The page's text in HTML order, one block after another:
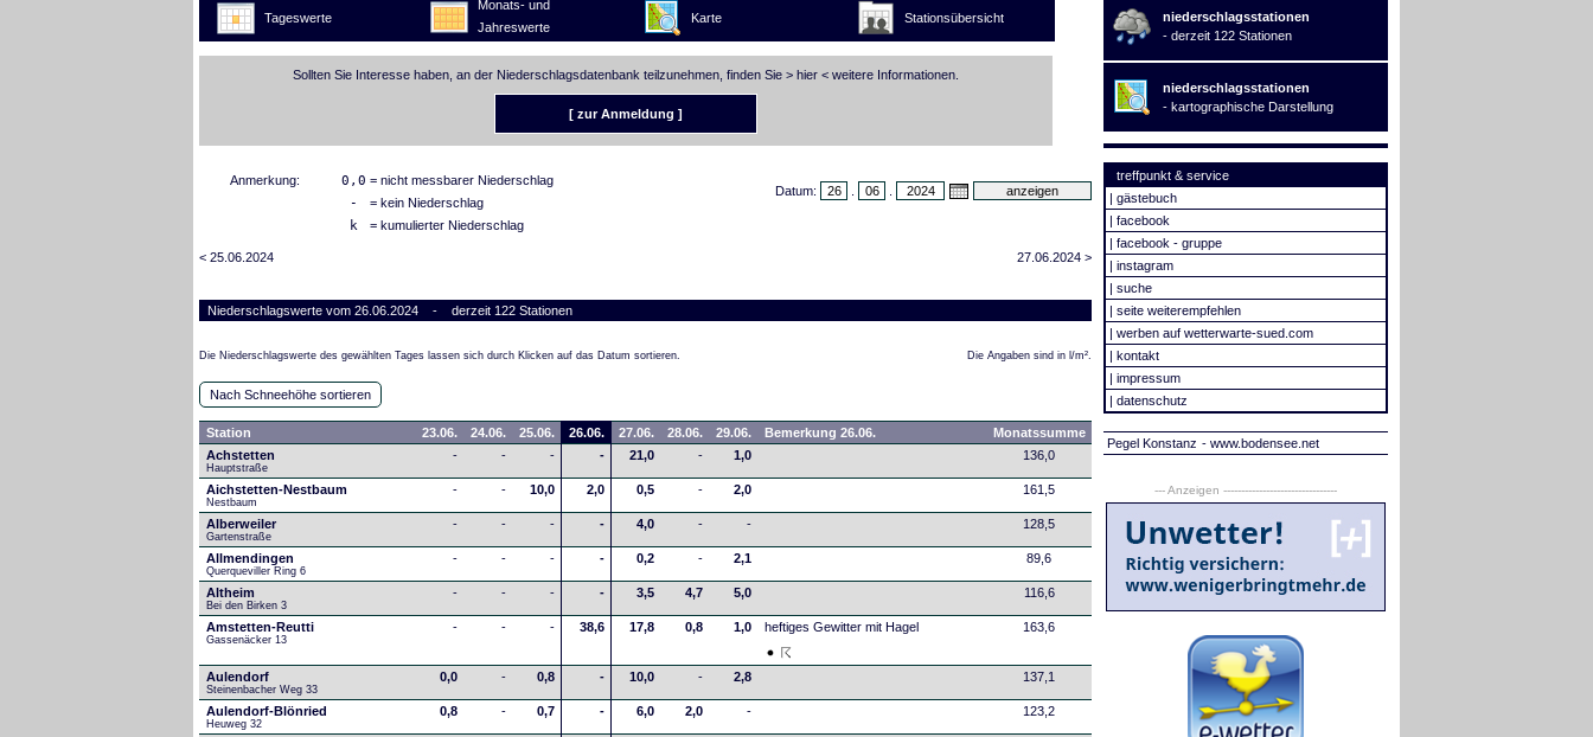
Tageswerte
Monats- und
Jahreswerte
Karte Stationsübersicht
Sollten Sie Interesse haben, an der Niederschlagsdatenbank teilzunehmen, finden Sie > hier < weitere Informationen.
[ zur Anmeldung ]
Datum:
Anmerkung: 0,0 = nicht messbarer Niederschlag
- = kein Niederschlag
k = kumulierter Niederschlag
< 25.06.2024 27.06.2024 >
Niederschlagswerte vom 26.06.2024 - derzeit 122 Stationen
Die Niederschlagswerte des gewählten Tages lassen sich durch Klicken auf das Datum sortieren. Die Angaben sind in l/m².
Nach Schneehöhe sortieren
Station 23.06. 24.06. 25.06. 26.06. 27.06. 28.06. 29.06. Bemerkung 26.06.
Monatssumme
Achstetten
Hauptstraße
- - - - 21,0 - 1,0 136,0
Aichstetten-Nestbaum
Nestbaum
- - 10,0 2,0 0,5 - 2,0 161,5
Alberweiler
Gartenstraße
- - - - 4,0 - - 128,5
Allmendingen
Querqueviller Ring 6
- - - - 0,2 - 2,1 89,6
Altheim
Bei den Birken 3
- - - - 3,5 4,7 5,0 116,6
Amstetten-Reutti
Gassenäcker 13
- - - 38,6 17,8 0,8 1,0 heftiges Gewitter mit Hagel 163,6
Aulendorf
Steinenbacher Weg 33
0,0 - 0,8 - 10,0 - 2,8 137,1
Aulendorf-Blönried
Heuweg 32
0,8 - 0,7 - 6,0 2,0 - 123,2
niederschlagsstationen
- derzeit 122 Stationen
niederschlagsstationen
- kartographische Darstellung
treffpunkt & service
| gästebuch
| facebook
| facebook - gruppe
| instagram
| suche
| seite weiterempfehlen
| werben auf wetterwarte-sued.com
| kontakt
| impressum
| datenschutz
Pegel Konstanz - www.bodensee.net
--- Anzeigen --------------------------------